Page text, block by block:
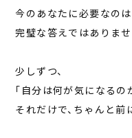
今のあなたに必要なのは
完璧な答えではありませ
少しずつ、
「自分は何が気になるの
それだけで、ちゃんと前